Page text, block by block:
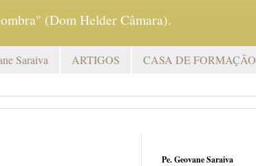
(Dom Helder Câmara).
Saraiva ARTIGOS CASA DE FORMAÇÃO
Pe. Geovane Saraiva